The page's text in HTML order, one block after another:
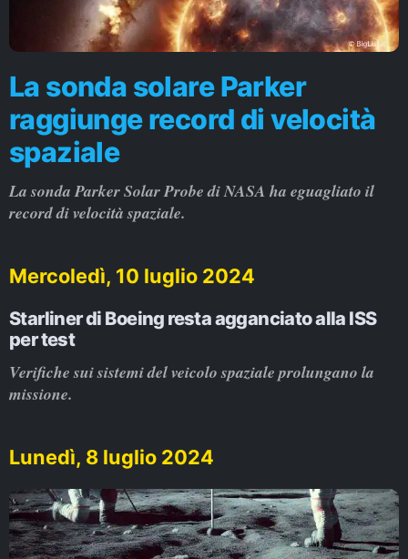
La sonda solare Parker
raggiunge record di velocità
spaziale
La sonda Parker Solar Probe di NASA ha eguagliato il
record di velocità spaziale.
Mercoledì, 10 luglio 2024
Starliner di Boeing resta agganciato alla ISS
per test
Verifiche sui sistemi del veicolo spaziale prolungano la
missione.
Lunedì, 8 luglio 2024